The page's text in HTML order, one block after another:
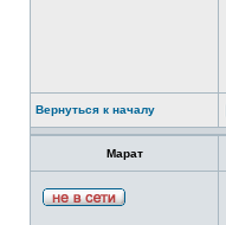
Вернуться к началу
Марат